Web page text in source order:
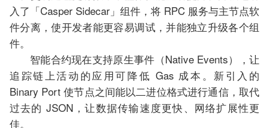
入了「Casper Sidecar」组件，将 RPC 服务与主节点软
件分离，使开发者能更容易调试，并能独立升级各个组
件。
智能合约现在支持原生事件（Native Events），让
追踪链上活动的应用可降低 Gas 成本。新引入的
Binary Port 使节点之间能以二进位格式进行通信，取代
过去的 JSON，让数据传输速度更快、网络扩展性更
佳。